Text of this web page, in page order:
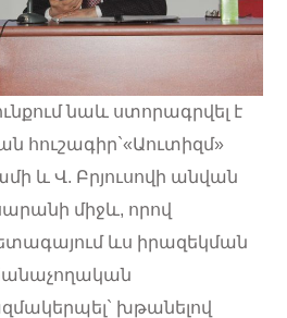
նաև ստորագրվել է
հուշագիր`«Աուտիզմ»
և Վ. Բրյուսովի անվան
միջև, որով
ևս իրազեկման
խթանելով